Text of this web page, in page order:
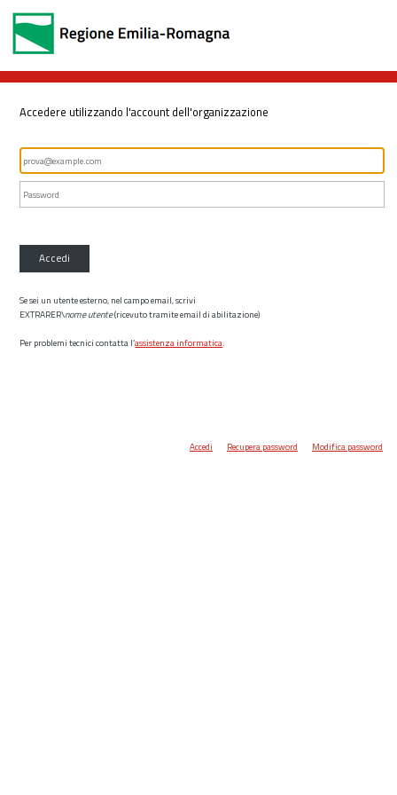
Accedere utilizzando l'account dell'organizzazione
Accedi
Se sei un utente esterno, nel campo email, scrivi
EXTRARER\nome utente(ricevuto tramite email di abilitazione)
Per problemi tecnici contatta l’assistenza informatica.
Accedi Recupera password Modifica password